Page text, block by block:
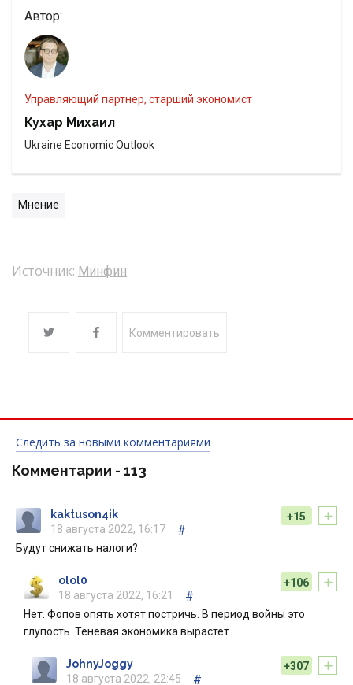
Автор:
управляющий партнер, старший экономист
Кухар Михаил
Ukraine Economic Outlook
Мнение
Источник: Минфин
Комментировать
Следить за новыми комментариями
Комментарии - 113
+
+15
kaktuson4ik
18 августа 2022, 16:17
#
Будут снижать налоги?
+
+106
olol0
18 августа 2022, 16:21
#
Нет. Фопов опять хотят постричь. В период войны это
глупость. Теневая экономика вырастет.
+
+307
JohnyJoggy
18 августа 2022, 22:45
#